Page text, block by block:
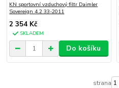
KN sportovní vzduchový filtr Daimler
Sovereign 4.2 33-2011
2 354 Kč
SKLADEM
Do košíku
strana